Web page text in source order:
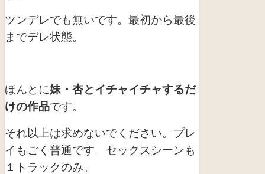
ツンデレでも無いです。最初から最後
までデレ状態。
ほんとに妹・杏とイチャイチャするだ
けの作品です。
それ以上は求めないでください。プレ
イもごく普通です。セックスシーンも
１トラックのみ。